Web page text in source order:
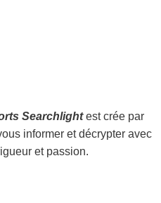
Searchlightest crée par
informer et décrypter avec
et passion.